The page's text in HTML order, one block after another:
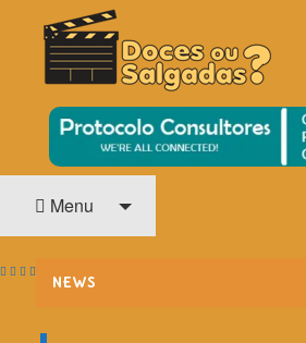
DOCES OU SALGADAS?
O Cinema? Uma Paixão!!
Menu
NEWS